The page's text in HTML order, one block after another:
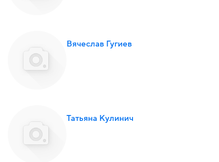
Вячеслав Гугиев
Татьяна Кулинич